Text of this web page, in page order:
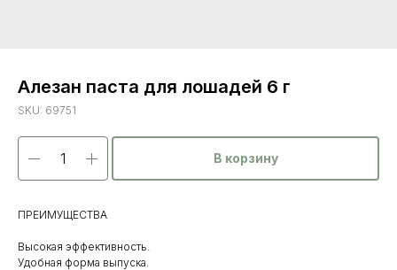
Алезан паста для лошадей 6 г
SKU: 69751
В корзину
ПРЕИМУЩЕСТВА
Высокая эффективность.
Удобная форма выпуска.